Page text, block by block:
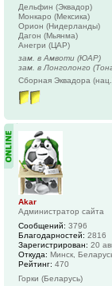
Дельфин (Эквадор)
Монкаро (Мексика)
Орион (Нидерланды)
Дагон (Мьянма)
Анегри (ЦАР)
зам. в Амвоти (ЮАР)
зам. в Лонголонго
Сборная Эквадора
Akar
Администратор сайта
Сообщений: 3796
Благодарностей: 2816
Зарегистрирован: 20
Откуда: Минск,
Рейтинг: 470
Горки (Беларусь)